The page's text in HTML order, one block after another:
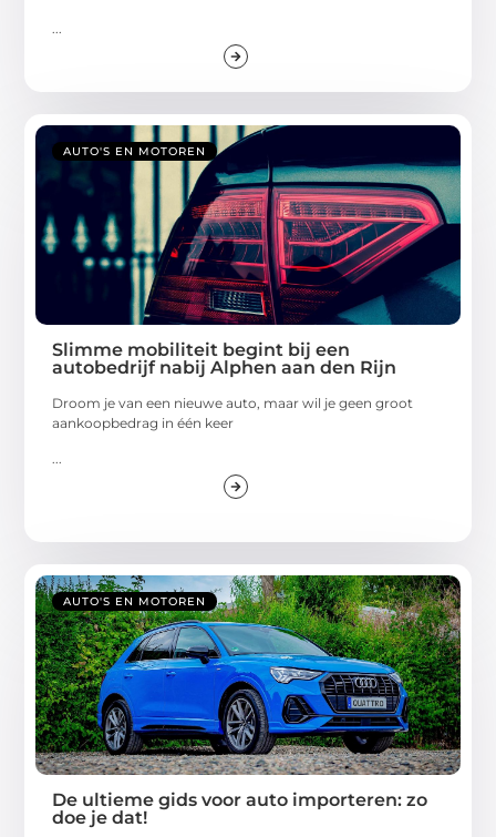
...
AUTO'S EN MOTOREN
Slimme mobiliteit begint bij een
autobedrijf nabij Alphen aan den Rijn
Droom je van een nieuwe auto, maar wil je geen groot
aankoopbedrag in één keer
...
AUTO'S EN MOTOREN
De ultieme gids voor auto importeren: zo
doe je dat!